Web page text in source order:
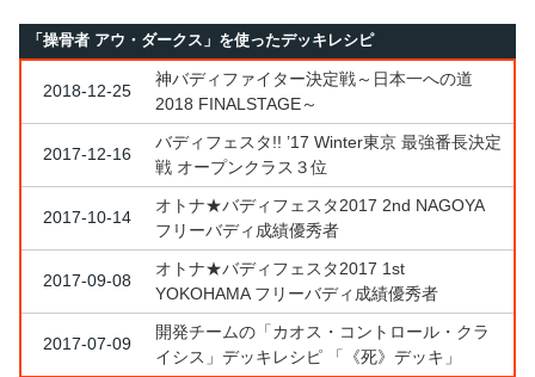
「操骨者 アウ・ダークス」を使ったデッキレシピ
2018-12-25
神バディファイター決定戦～日本一への道
2018 FINALSTAGE～
2017-12-16
バディフェスタ!! ’17 Winter東京 最強番長決定
戦 オープンクラス３位
2017-10-14
オトナ★バディフェスタ2017 2nd NAGOYA
フリーバディ成績優秀者
2017-09-08
オトナ★バディフェスタ2017 1st
YOKOHAMA フリーバディ成績優秀者
2017-07-09
開発チームの「カオス・コントロール・クラ
イシス」デッキレシピ 「《死》デッキ」